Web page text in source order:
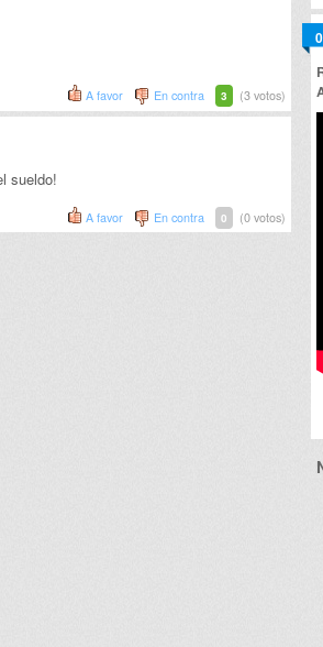
A favor En contra 3 (3 votos)
sueldo!
A favor En contra 0 (0 votos)
0